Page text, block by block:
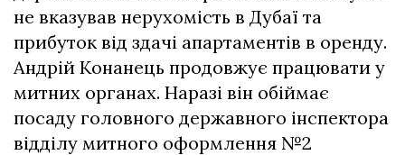
не вказував нерухомість в Дубаї та
прибуток від здачі апартаментів в оренду.
Андрій Конанець продовжує працювати у
митних органах. Наразі він обіймає
посаду головного державного інспектора
відділу митного оформлення №2